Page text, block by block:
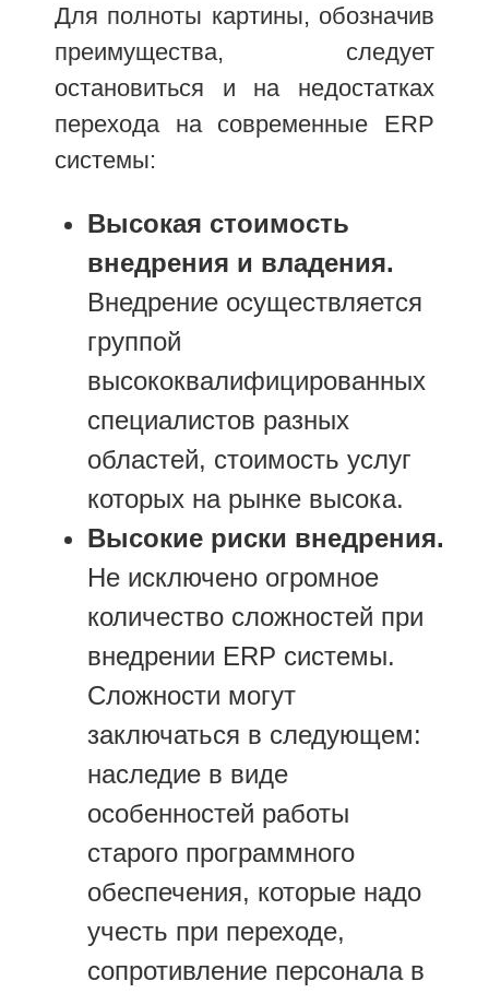
Для полноты картины, обозначив
преимущества, следует
остановиться и на недостатках
перехода на современные ERP
системы:
Высокая стоимость
внедрения и владения.
Внедрение осуществляется
группой
высококвалифицированных
специалистов разных
областей, стоимость услуг
которых на рынке высока.
Высокие риски внедрения.
Не исключено огромное
количество сложностей при
внедрении ERP системы.
Сложности могут
заключаться в следующем:
наследие в виде
особенностей работы
старого программного
обеспечения, которые надо
учесть при переходе,
сопротивление персонала в